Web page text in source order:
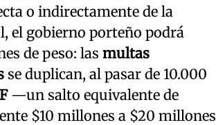
o indirectamente de la
el gobierno porteño podrá
de peso: las multas
se duplican, al pasar de 10.000
—un salto equivalente de
$10 millones a $20 millones